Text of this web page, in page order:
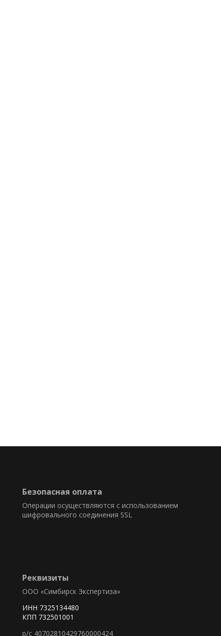
Безопасная оплата
Операции осуществляются с использованием
шифровального соединения SSL
Реквизиты
ООО «Симбирск Экспертиза»
ИНН 7325134480
КПП 732501001
р/с 40702810429760000424